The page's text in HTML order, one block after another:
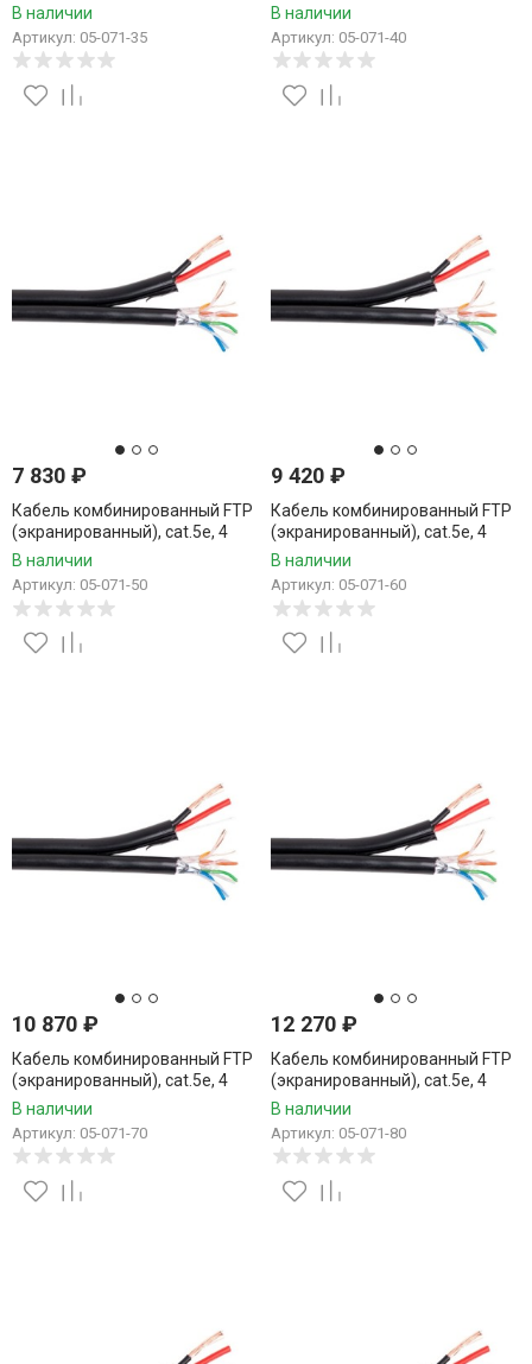
пары, CCA проводник +
метров
В наличии
Артикул: 05-071-35
пары, CCA проводник +
метров
В наличии
Артикул: 05-071-40
7 830 ₽
Кабель комбинированный FTP
(экранированный), cat.5e, 4
пары, CCA проводник +
питание 2x0.75, уличный, 50
метров
В наличии
Артикул: 05-071-50
9 420₽
Кабель комбинированный FTP
(экранированный), cat.5e, 4
пары, CCA проводник +
питание 2x0.75, уличный, 60
метров
В наличии
Артикул: 05-071-60
10 870 ₽
Кабель комбинированный FTP
(экранированный), cat.5e, 4
пары, CCA проводник +
метров
В наличии
Артикул: 05-071-70
12 270₽
Кабель комбинированный FTP
(экранированный), cat.5e, 4
пары, CCA проводник +
метров
В наличии
Артикул: 05-071-80